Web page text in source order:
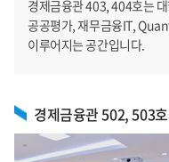
경제금융관 403, 404호는
공공평가, 재무금융IT,
이루어지는 공간입니다.
경제금융관 502, 503호